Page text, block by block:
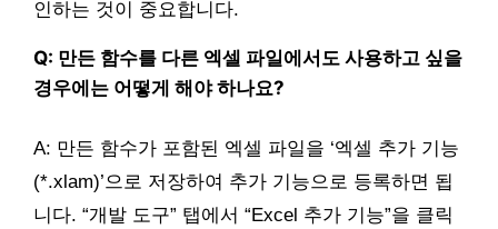
인하는 것이 중요합니다.
Q: 만든 함수를 다른 엑셀 파일에서도 사용하고 싶을
경우에는 어떻게 해야 하나요?
A: 만든 함수가 포함된 엑셀 파일을 ‘엑셀 추가 기능
(*.xlam)’으로 저장하여 추가 기능으로 등록하면 됩
니다. “개발 도구” 탭에서 “Excel 추가 기능”을 클릭